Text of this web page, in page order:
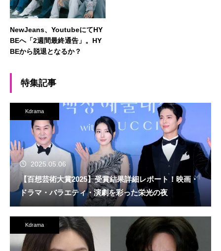
NewJeans、YoutubeにてHY
BEへ「2週間最終通告」。HY
BEから脱退となるか？
特集記事
Kdrama
2025.05.06
【百想芸術大賞2025】受賞結果詳細レポート！映画・
ドラマ・バラエティ・演劇を彩った栄光の夜
Kdrama